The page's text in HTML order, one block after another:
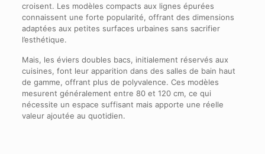
croisent. Les modèles compacts aux lignes épurées
connaissent une forte popularité, offrant des dimensions
adaptées aux petites surfaces urbaines sans sacrifier
l’esthétique.
Mais, les éviers doubles bacs, initialement réservés aux
cuisines, font leur apparition dans des salles de bain haut
de gamme, offrant plus de polyvalence. Ces modèles
mesurent généralement entre 80 et 120 cm, ce qui
nécessite un espace suffisant mais apporte une réelle
valeur ajoutée au quotidien.